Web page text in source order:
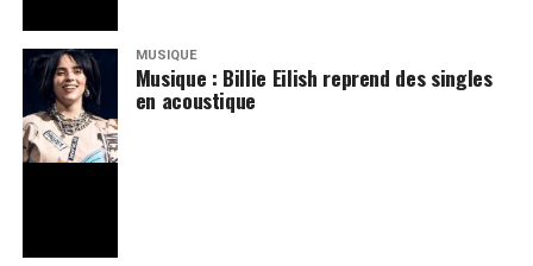
MUSIQUE
Musique : Billie Eilish reprend des singles
en acoustique